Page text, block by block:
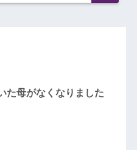
た母がなくなりました